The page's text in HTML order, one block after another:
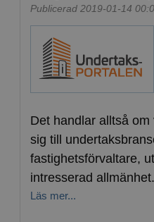
Publicerad 2019-01-14
Det handlar alltså
sig till
fastighetsförvaltare,
intresserad
Läs mer...